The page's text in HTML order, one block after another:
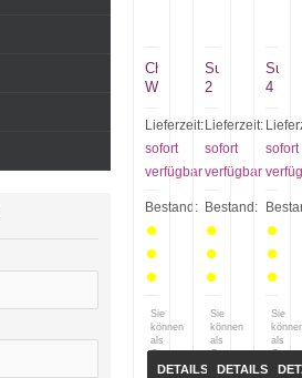
Chry
Willow
Lieferzeit:
sofort
verfügbar
Bestand:
Sie
können
als
Gast
(bzw.
DETAILS
Sunbeam
2
Lieferzeit:
sofort
verfügbar
Bestand:
Sie
können
als
Gast
(bzw.
DETAILS
4
sofort
Sie
als
Gast
(bzw.